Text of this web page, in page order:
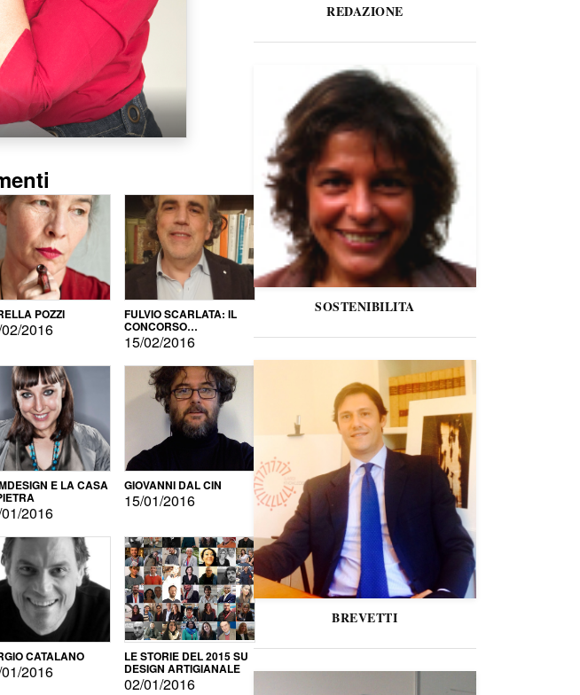
POZZI
2016
FULVIO SCARLATA: IL
CONCORSO
LETTERARIO
15/02/2016
E LA CASA
2016
GIOVANNI DAL CIN
15/01/2016
CATALANO
2016
LE STORIE DEL 2015 SU
DESIGN ARTIGIANALE
02/01/2016
REDAZIONE
SOSTENIBILITA
BREVETTI